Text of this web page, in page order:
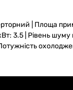
| Площа
3.5 | Рівень